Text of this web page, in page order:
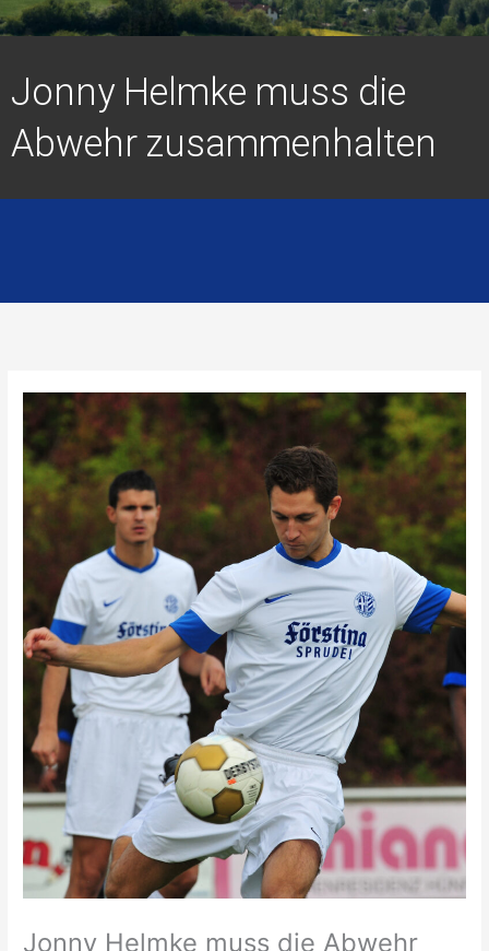
Jonny Helmke muss die
Abwehr zusammenhalten
Jonny Helmke muss die Abwehr